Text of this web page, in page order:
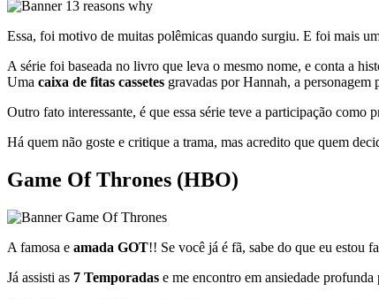
Essa, foi motivo de muitas polêmicas quando surgiu. E foi mais
A série foi baseada no livro que leva o mesmo nome, e conta a
Uma caixa de fitas cassetes gravadas por Hannah, a
Outro fato interessante, é que essa série teve a participação como
Há quem não goste e critique a trama, mas acredito que quem
Game Of Thrones (HBO)
A famosa e amada GOT!! Se você já é fã, sabe do que eu estou
Já assisti as 7 Temporadas e me encontro em ansiedade